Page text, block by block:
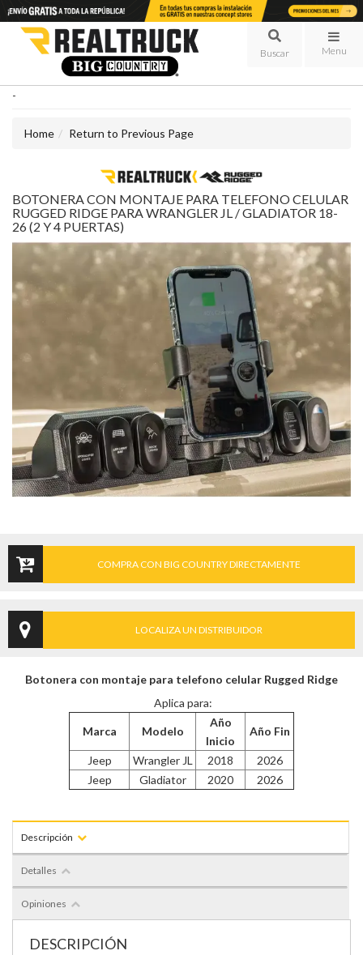
Menu
-
Home Return to Previous Page
BOTONERA CON MONTAJE PARA TELEFONO CELULAR
RUGGED RIDGE PARA WRANGLER JL / GLADIATOR 18-
26 (2 Y 4 PUERTAS)
COMPRA CON BIG COUNTRY DIRECTAMENTE
LOCALIZA UN DISTRIBUIDOR
Botonera con montaje para telefono celular Rugged Ridge
Aplica para:
Marca Modelo
Año
Inicio
Año Fin
Jeep Wrangler JL 2018
2026
Jeep
Gladiator 2020 2026
Descripción
Detalles
Opiniones
DESCRIPCIÓN